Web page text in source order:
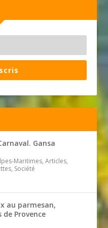
Gansa
Maritimes, Articles,
Société
au parmesan,
de Provence